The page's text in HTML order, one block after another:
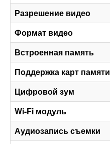
Разрешение видео
Формат видео
Встроенная память
Поддержка карт памяти
Цифровой зум
Wi-Fi модуль
Аудиозапись съемки